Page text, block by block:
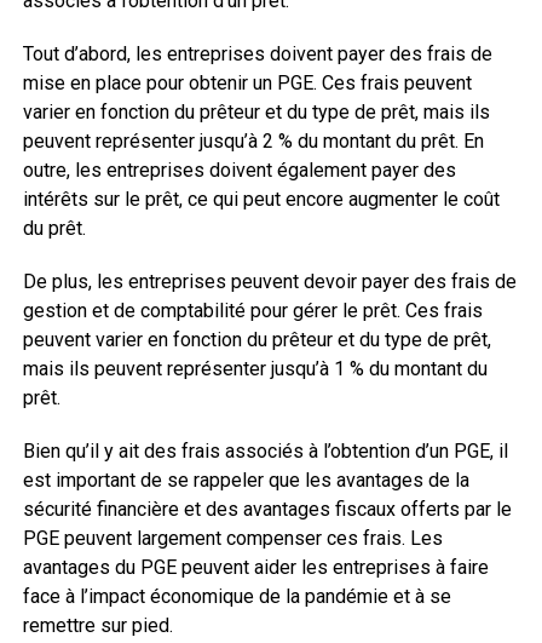
Tout d’abord, les entreprises doivent payer des frais de
mise en place pour obtenir un PGE. Ces frais peuvent
varier en fonction du prêteur et du type de prêt, mais ils
peuvent représenter jusqu’à 2 % du montant du prêt. En
outre, les entreprises doivent également payer des
intérêts sur le prêt, ce qui peut encore augmenter le coût
du prêt.
De plus, les entreprises peuvent devoir payer des frais de
gestion et de comptabilité pour gérer le prêt. Ces frais
peuvent varier en fonction du prêteur et du type de prêt,
mais ils peuvent représenter jusqu’à 1 % du montant du
prêt.
Bien qu’il y ait des frais associés à l’obtention d’un PGE, il
est important de se rappeler que les avantages de la
sécurité financière et des avantages fiscaux offerts par le
PGE peuvent largement compenser ces frais. Les
avantages du PGE peuvent aider les entreprises à faire
face à l’impact économique de la pandémie et à se
remettre sur pied.